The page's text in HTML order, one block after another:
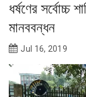
ধর্ষণের সর্বোচ্চ
মানববন্ধন
Jul 16, 2019